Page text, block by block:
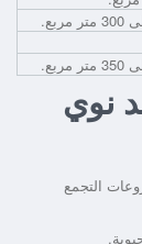
نوي
التجمع